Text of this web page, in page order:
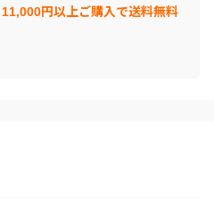
円以上ご購入で送料無料